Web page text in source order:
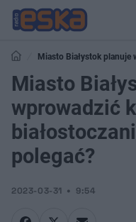
Miasto Białystok planuje
polegać?
Miasto
wprowadzić
polegać?
2023-03-31 9:54